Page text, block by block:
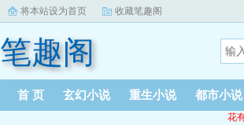
将本站设为首页 收藏笔趣阁
笔趣阁
首 页 玄幻小说 重生小说 都市小说
花